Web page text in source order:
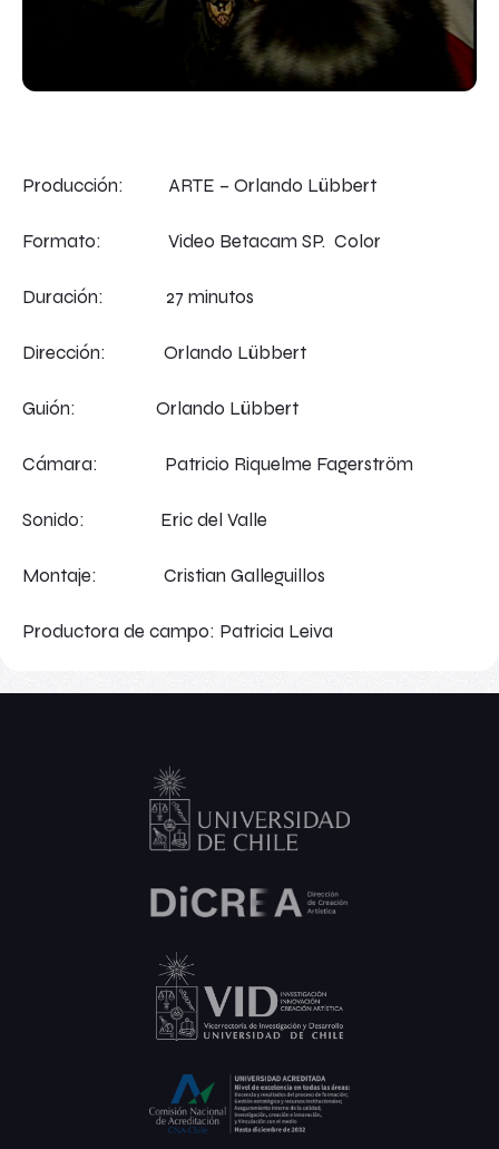
Producción: ARTE – Orlando Lübbert
Formato: Video Betacam SP. Color
Duración: 27 minutos
Dirección: Orlando Lübbert
Guión: Orlando Lübbert
Cámara: Patricio Riquelme Fagerström
Sonido: Eric del Valle
Montaje: Cristian Galleguillos
Productora de campo: Patricia Leiva